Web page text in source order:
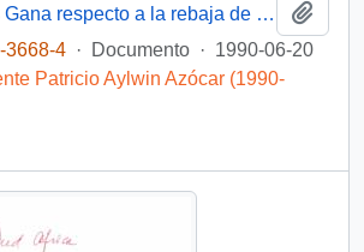
[Carta de Carlos Gana respecto a la rebaja de la edad de jubilación]
3668-4 · Documento · 1990-06-20
Patricio Aylwin Azócar (1990-